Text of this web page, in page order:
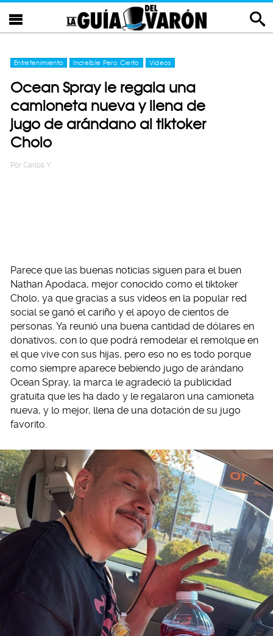
Entretenimiento Increíble Pero Cierto Videos
Ocean Spray le regala una
camioneta nueva y llena de
jugo de arándano al tiktoker
Cholo
Por Carlos Y
Parece que las buenas noticias siguen para el buen
Nathan Apodaca, mejor conocido como el tiktoker
Cholo, ya que gracias a sus videos en la popular red
social se ganó el cariño y el apoyo de cientos de
personas. Ya reunió una buena cantidad de dólares en
donativos, con lo que podrá remodelar el remolque en
el que vive con sus hijas, pero eso no es todo porque
como siempre aparece bebiendo jugo de arándano
Ocean Spray, la marca le agradeció la publicidad
gratuita que les ha dado y le regalaron una camioneta
nueva, y lo mejor, llena de una dotación de su jugo
favorito.